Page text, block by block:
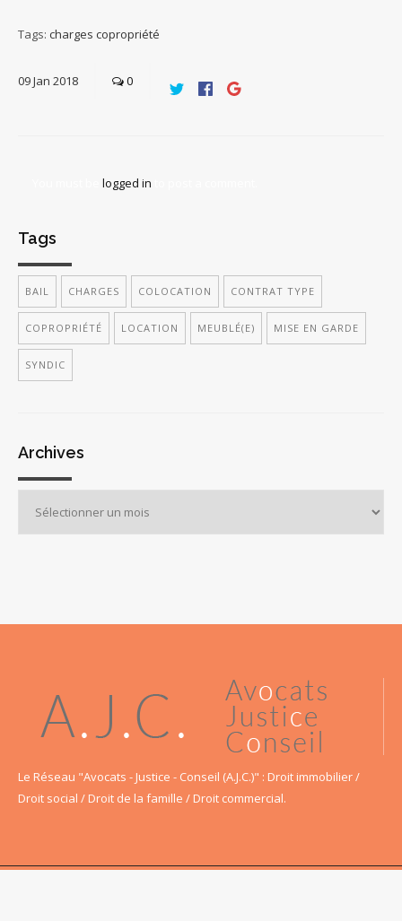
Tags: charges copropriété
09Jan 2018 0
logged in
Tags
BAIL CHARGES COLOCATION CONTRAT TYPE
COPROPRIÉTÉ LOCATION MEUBLÉ(E) MISE EN GARDE
SYNDIC
Archives
Le Réseau "Avocats - Justice - Conseil (A.J.C.)" : Droit immobilier /
Droit social / Droit de la famille / Droit commercial.